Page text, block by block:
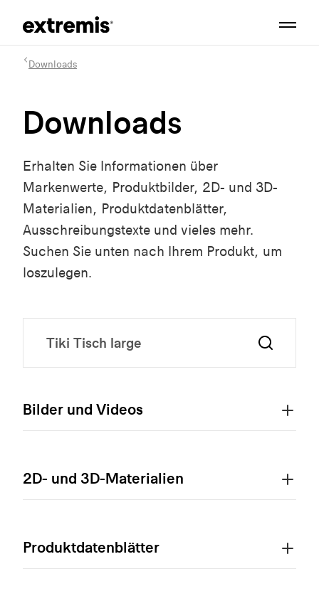
Downloads
Downloads
Erhalten Sie Informationen über
Markenwerte, Produktbilder, 2D- und 3D-
Materialien, Produktdatenblätter,
Ausschreibungstexte und vieles mehr.
Suchen Sie unten nach Ihrem Produkt, um
loszulegen.
Bilder und Videos
2D- und 3D-Materialien
Produktdatenblätter